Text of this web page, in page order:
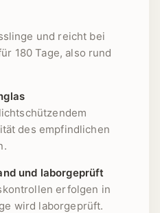
und reicht bei
180 Tage, also rund
des empfindlichen
und laborgeprüft
erfolgen in
wird laborgeprüft.